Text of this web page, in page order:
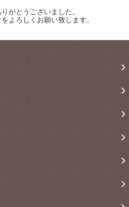
がとうございました。
よろしくお願い致します。